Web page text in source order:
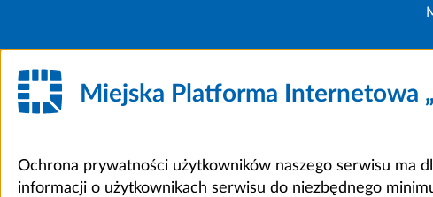
Miejska Platforma Internetowa
Ochrona prywatności użytkowników naszego serwisu ma
informacji o użytkownikach serwisu do niezbędnego